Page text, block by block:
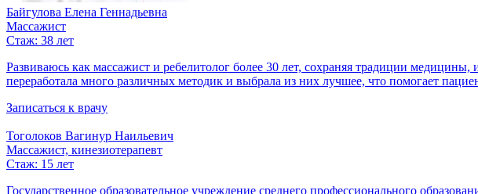
Байгулова Елена Геннадьевна
Массажист
Стаж: 38 лет
Развиваюсь как массажист и ребелитолог более 30 лет, сохраняя традиции
переработала много различных методик и выбрала из них лучшее, что помогает
Записаться к врачу
Тоголоков Вагинур Наильевич
Массажист, кинезиотерапевт
Стаж: 15 лет
Государственное образовательное учреждение среднего профессионального